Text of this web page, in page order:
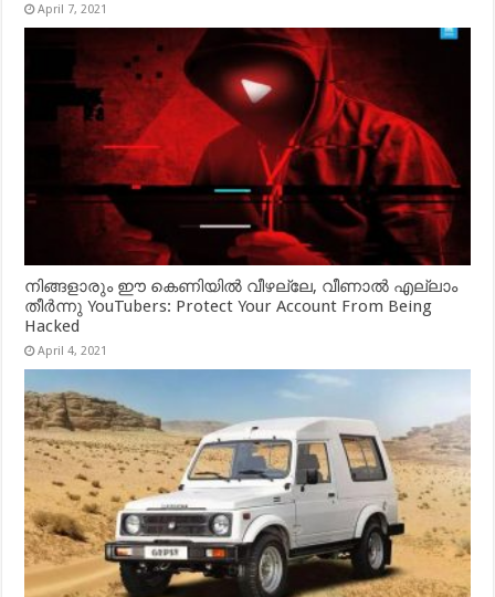
April 7, 2021
നിങ്ങളാരും ഈ കെണിയിൽ വീഴല്ലേ, വീണാൽ എല്ലാം
തീർന്നു YouTubers: Protect Your Account From Being
Hacked
April 4, 2021